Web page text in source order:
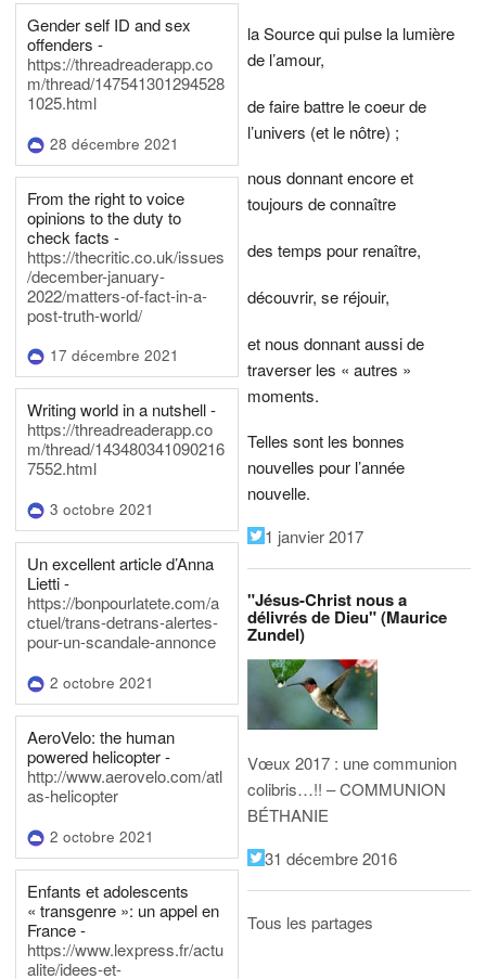
Gender self ID and sex
offenders -
https://threadreaderapp.co
m/thread/147541301294528
1025.html
28 décembre 2021
From the right to voice
opinions to the duty to
check facts -
https://thecritic.co.uk/issues
/december-january-
2022/matters-of-fact-in-a-
post-truth-world/
17 décembre 2021
Writing world in a nutshell -
https://threadreaderapp.co
m/thread/143480341090216
7552.html
3 octobre 2021
Un excellent article d’Anna
Lietti -
https://bonpourlatete.com/a
ctuel/trans-detrans-alertes-
pour-un-scandale-annonce
2 octobre 2021
AeroVelo: the human
powered helicopter -
http://www.aerovelo.com/atl
as-helicopter
2 octobre 2021
Enfants et adolescents
« transgenre »: un appel en
France -
https://www.lexpress.fr/actu
alite/idees-et-
la Source qui pulse la lumière
de l’amour,
de faire battre le coeur de
l’univers (et le nôtre) ;
nous donnant encore et
toujours de connaître
des temps pour renaître,
découvrir, se réjouir,
et nous donnant aussi de
traverser les « autres »
moments.
Telles sont les bonnes
nouvelles pour l’année
nouvelle.
1 janvier 2017
"Jésus-Christ nous a
délivrés de Dieu" (Maurice
Zundel)
Vœux 2017 : une communion
colibris…!! – COMMUNION
BÉTHANIE
31 décembre 2016
Tous les partages